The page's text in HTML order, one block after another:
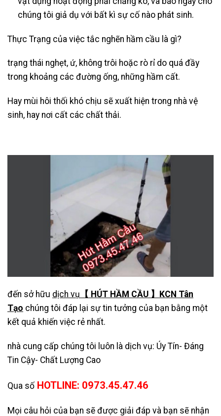
chúng tôi giả dụ với bất kì sự cố nào phát sinh.
Thực Trạng của việc tắc nghẽn hầm cầu là gì?
trạng thái nghẹt, ứ, không trôi hoặc rò rỉ do quá đầy
trong khoảng các đường ống, những hầm cất.
Hay mùi hôi thối khó chịu sẽ xuất hiện trong nhà vệ
sinh, hay nơi cất các chất thải.
đến sở hữu dịch vụ 【 HÚT HẦM CẦU 】KCN Tân
Tạo chúng tôi đáp lại sự tin tưởng của bạn bằng một
kết quả khiến việc rẻ nhất.
nhà cung cấp chúng tôi luôn là dịch vụ: Úy Tín- Đáng
Tin Cậy- Chất Lượng Cao
Qua số HOTLINE: 0973.45.47.46
Mọi câu hỏi của bạn sẽ được giải đáp và bạn sẽ nhận